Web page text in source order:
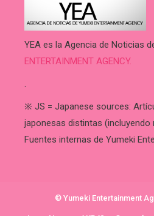
YEA es la Agencia de Noticias
ENTERTAINMENT AGENCY.
.
※ JS = Japanese sources:
japonesas distintas (incluyendo
Fuentes internas de Yumeki
© Yumeki Entertainment